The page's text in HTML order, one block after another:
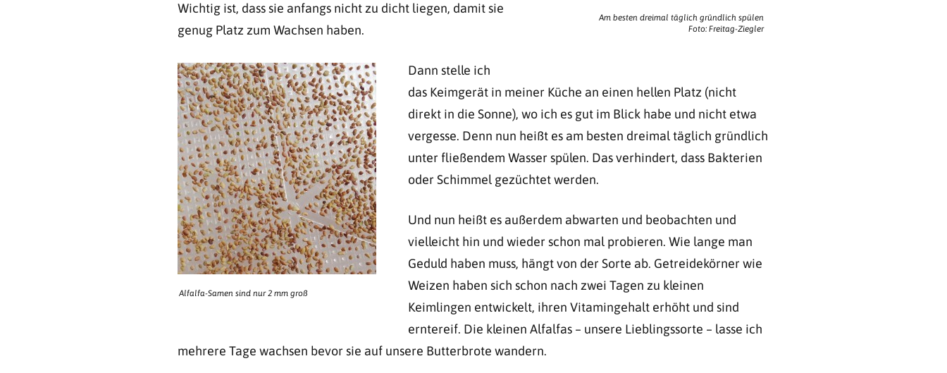
Am besten dreimal täglich gründlich spülen
Foto: Freitag-Ziegler
Wichtig ist, dass sie anfangs nicht zu dicht liegen, damit sie
genug Platz zum Wachsen haben.
Alfalfa-Samen sind nur 2 mm groß
Dann stelle ich
das Keimgerät in meiner Küche an einen hellen Platz (nicht
direkt in die Sonne), wo ich es gut im Blick habe und nicht etwa
vergesse. Denn nun heißt es am besten dreimal täglich gründlich
unter fließendem Wasser spülen. Das verhindert, dass Bakterien
oder Schimmel gezüchtet werden.
Und nun heißt es außerdem abwarten und beobachten und
vielleicht hin und wieder schon mal probieren. Wie lange man
Geduld haben muss, hängt von der Sorte ab. Getreidekörner wie
Weizen haben sich schon nach zwei Tagen zu kleinen
Keimlingen entwickelt, ihren Vitamingehalt erhöht und sind
erntereif. Die kleinen Alfalfas – unsere Lieblingssorte – lasse ich
mehrere Tage wachsen bevor sie auf unsere Butterbrote wandern.